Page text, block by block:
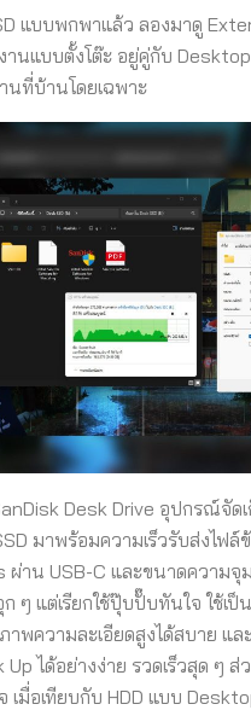
แบบพกพาแล้ว ลองมาดู
านแบบตั้งโต๊ะ อยู่คู่กับ
นที่บ้านโดยเฉพาะ
Desk Drive อุปกรณ์จัด
มาพร้อมความเร็วรับส่งไฟล์
ผ่าน USB-C และขนาดความจุ
ๆ แต่เรียกใช้ปุ๊บปั๊บทันใจ ใช้เ
าพความละเอียดสูงได้สบาย แ
Up ได้อย่างง่าย รวดเร็วสุด ๆ ส่
เมื่อเทียบกับ HDD แบบ